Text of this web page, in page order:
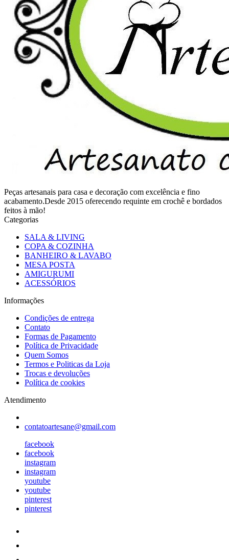
Peças artesanais para casa e decoração com excelência e fino
acabamento.Desde 2015 oferecendo requinte em crochê e bordados
feitos à mão!
Categorias
SALA & LIVING
COPA & COZINHA
BANHEIRO & LAVABO
MESA POSTA
AMIGURUMI
ACESSÓRIOS
Informações
Condições de entrega
Contato
Formas de Pagamento
Política de Privacidade
Quem Somos
Termos e Politicas da Loja
Trocas e devoluções
Política de cookies
Atendimento
contatoartesane@gmail.com
facebook
facebook
instagram
instagram
youtube
youtube
pinterest
pinterest